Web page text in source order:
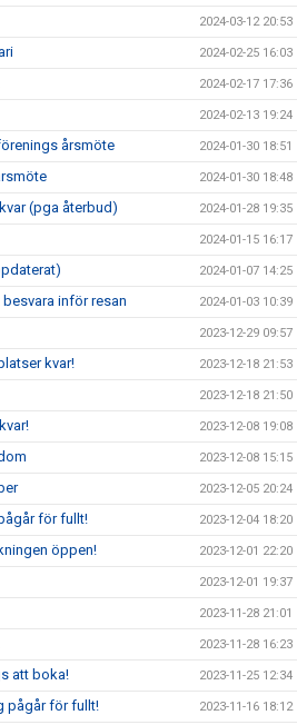
2024-03-12 20:53
2024-02-25 16:03
2024-02-17 17:36
2024-02-13 19:24
årsmöte 2024-01-30 18:51
2024-01-30 18:48
(pga återbud) 2024-01-28 19:35
2024-01-15 16:17
2024-01-07 14:25
inför resan 2024-01-03 10:39
2023-12-29 09:57
kvar! 2023-12-18 21:53
2023-12-18 21:50
2023-12-08 19:08
2023-12-08 15:15
2023-12-05 20:24
för fullt! 2023-12-04 18:20
öppen! 2023-12-01 22:20
2023-12-01 19:37
2023-11-28 21:01
2023-11-28 16:23
att boka! 2023-11-25 12:34
pågår för fullt! 2023-11-16 18:12